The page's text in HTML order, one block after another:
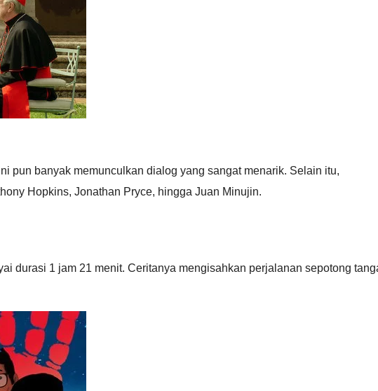
pun banyak memunculkan dialog yang sangat menarik. Selain itu,
Hopkins, Jonathan Pryce, hingga Juan Minujin.
durasi 1 jam 21 menit. Ceritanya mengisahkan perjalanan sepotong